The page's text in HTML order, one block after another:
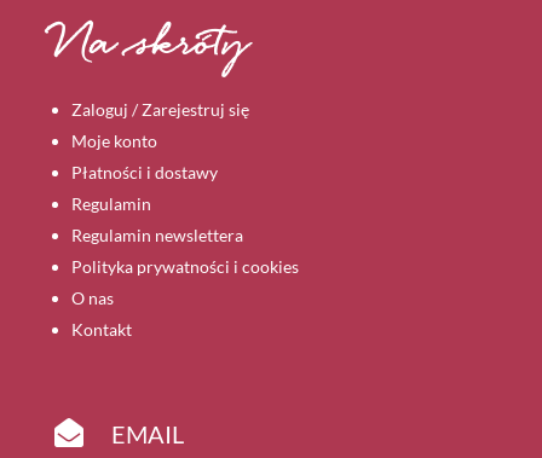
Na skróty
Zaloguj / Zarejestruj się
Moje konto
Płatności i dostawy
Regulamin
Regulamin newslettera
Polityka prywatności i cookies
O nas
Kontakt
 EMAIL